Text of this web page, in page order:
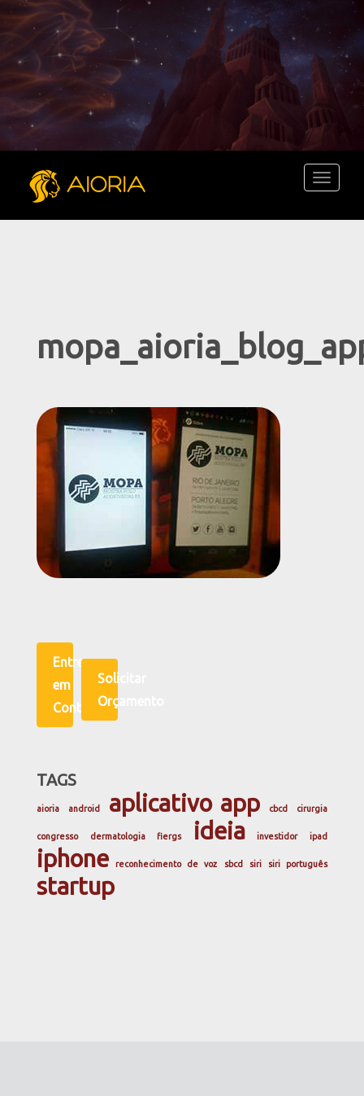
Toggle
Entre
em
Contato
Solicitar
Orçamento
TAGS
aioria android aplicativo app cbcd cirurgia
congresso dermatologia fiergs ideia investidor ipad
iphone reconhecimento de voz sbcd siri siri português
startup